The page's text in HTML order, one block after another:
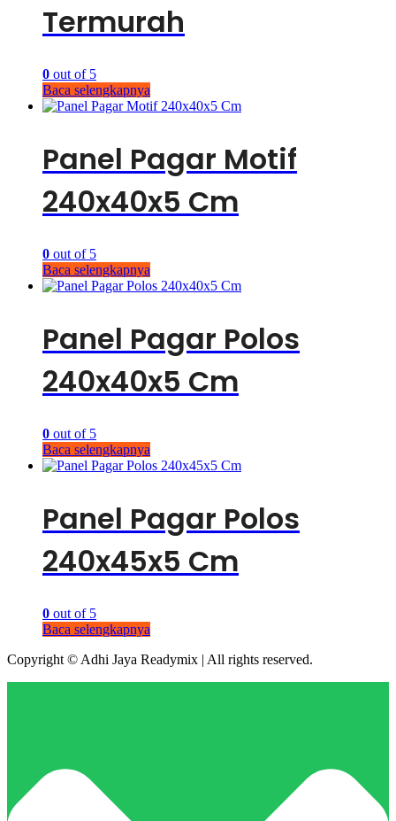
Termurah
0 out of 5
Baca selengkapnya
Panel Pagar Motif
240x40x5 Cm
0 out of 5
Baca selengkapnya
Panel Pagar Polos
240x40x5 Cm
0 out of 5
Baca selengkapnya
Panel Pagar Polos
240x45x5 Cm
0 out of 5
Baca selengkapnya
Copyright © Adhi Jaya Readymix | All rights reserved.